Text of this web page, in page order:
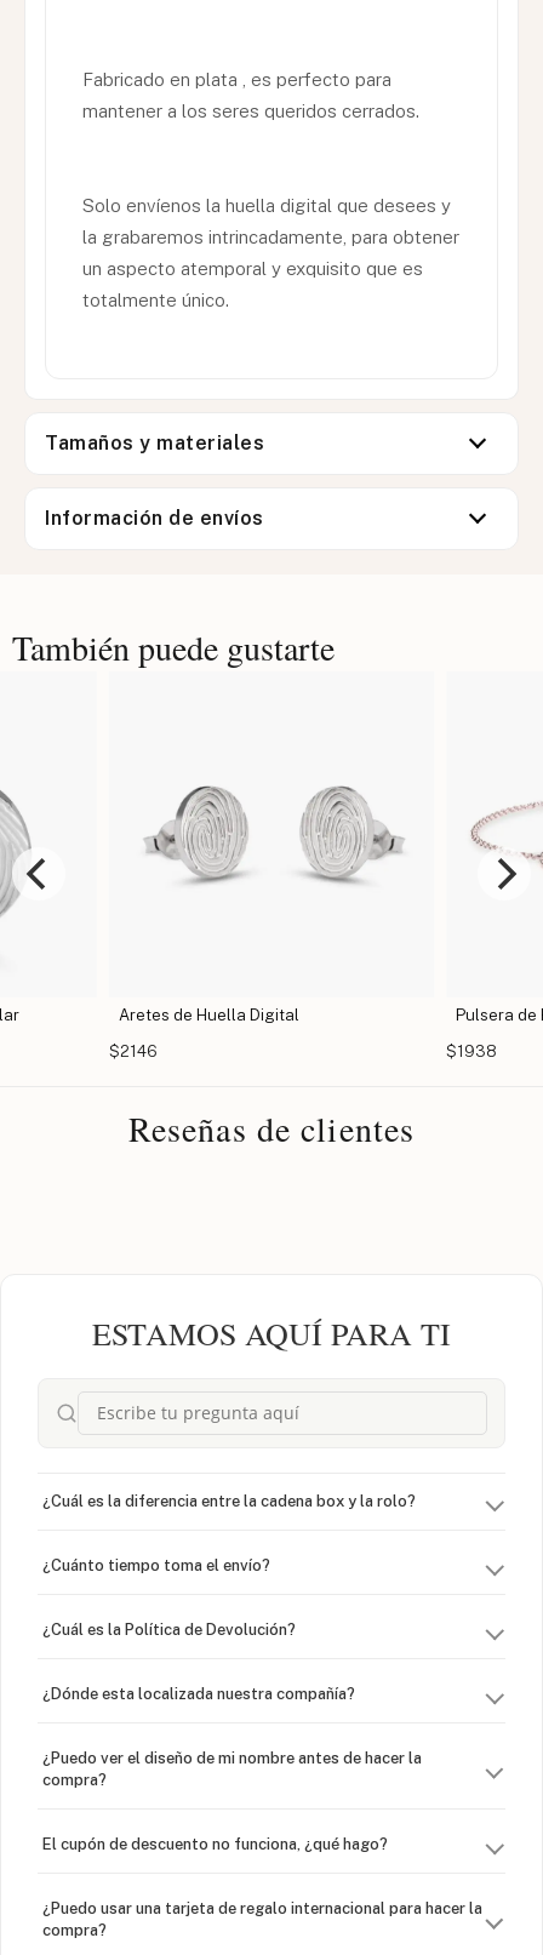
Fabricado en plata , es perfecto para
mantener a los seres queridos cerrados.
Solo envíenos la huella digital que desees y
la grabaremos intrincadamente, para obtener
un aspecto atemporal y exquisito que es
totalmente único.
Tamaños y materiales
Información de envíos
También puede gustarte
Aretes de Huella Digital
$2146
Pulsera de
$1938
Reseñas de clientes
ESTAMOS AQUÍ PARA TI
¿Cuál es la diferencia entre la cadena box y la rolo?
¿Cuánto tiempo toma el envío?
¿Cuál es la Política de Devolución?
¿Dónde esta localizada nuestra compañía?
¿Puedo ver el diseño de mi nombre antes de hacer la
compra?
El cupón de descuento no funciona, ¿qué hago?
¿Puedo usar una tarjeta de regalo internacional para hacer la
compra?